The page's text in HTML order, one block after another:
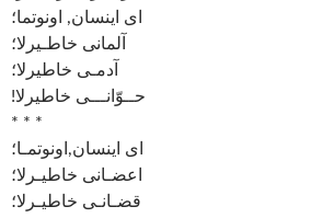
ای اینسان, اونوتما؛
آلمانی خاطـیرلا؛
آدمـی خاطیرلا؛
!حــوّانـــی خاطیرلا
* * *
ای اینسان,اونوتمـا؛
اعضـانی خاطیـرلا؛
قضـانـی خاطیـرلا؛